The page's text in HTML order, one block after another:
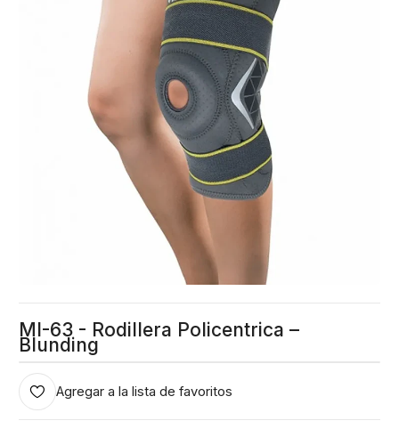
MI-63 - Rodillera Policentrica –
Blunding
Agregar a la lista de favoritos